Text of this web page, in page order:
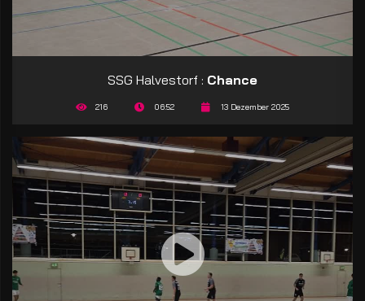
SSG Halvestorf : Chance
216 06:52 13 Dezember 2025